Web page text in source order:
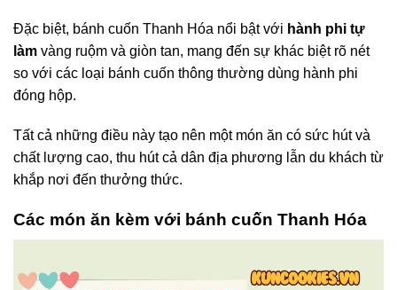
Đặc biệt, bánh cuốn Thanh Hóa nổi bật với hành phi tự
làm vàng ruộm và giòn tan, mang đến sự khác biệt rõ nét
so với các loại bánh cuốn thông thường dùng hành phi
đóng hộp.
Tất cả những điều này tạo nên một món ăn có sức hút và
chất lượng cao, thu hút cả dân địa phương lẫn du khách từ
khắp nơi đến thưởng thức.
Các món ăn kèm với bánh cuốn Thanh Hóa